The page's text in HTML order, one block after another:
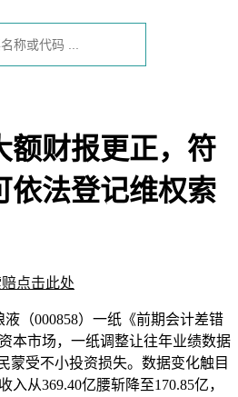
额财报更正，符
依法登记维权索
点击此处
液（000858）一纸《前期会计差错
本市场，一纸调整让往年业绩数据
蒙受不小投资损失。数据变化触目
入从369.40亿腰斩降至170.85亿，